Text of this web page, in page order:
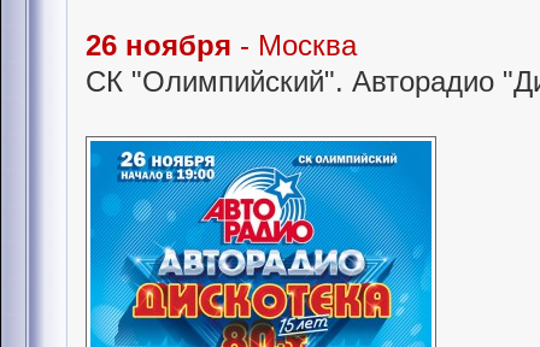
26 ноября - Москва
СК "Олимпийский". Авторадио